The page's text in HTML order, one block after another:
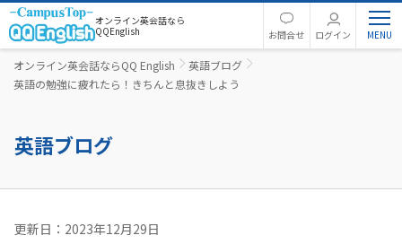
オンライン英会話なら
QQEnglish
お問合せ ログイン
オンライン英会話ならQQ English
英語ブログ
英語の勉強に疲れたら！きちんと息抜きしよう
英語ブログ
更新日：2023年12月29日